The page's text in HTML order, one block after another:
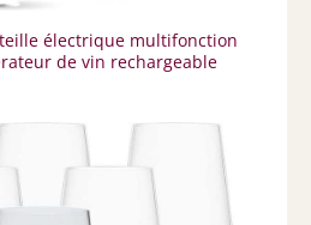
électrique multifonction
de vin rechargeable